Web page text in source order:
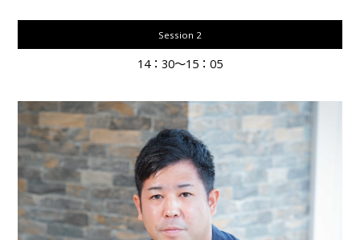
Session 2
14：30～15：05